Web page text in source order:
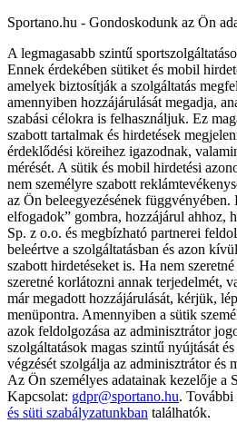
Sportano.hu - Gondoskodunk az Ön
A legmagasabb szintű
Ennek érdekében sütiket és mobil
amelyek biztosítják a szolgáltatás
amennyiben hozzájárulását megadja,
szabási célokra is felhasználjuk. Ez
szabott tartalmak és hirdetések
érdeklődési köreihez igazodnak,
mérését. A sütik és mobil hirdetési
nem személyre szabott
az Ön beleegyezésének
elfogadok” gombra, hozzájárul
Sp. z o.o. és megbízható partnerei
beleértve a szolgáltatásban és azon
szabott hirdetéseket is. Ha nem
szeretné korlátozni annak terjedelmét,
már megadott hozzájárulását, kérjük,
menüpontra. Amennyiben a sütik
azok feldolgozása az adminisztrátor
szolgáltatások magas szintű nyújtását
végzését szolgálja az adminisztrátor és
Az Ön személyes adatainak kezelője a
Kapcsolat: gdpr@sportano.hu.
és süti szabályzatunkban találhatók.